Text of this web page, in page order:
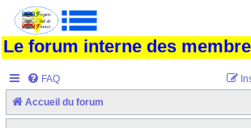
Le forum interne des
FAQ
Accueil du forum